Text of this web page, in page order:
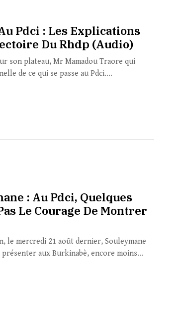
Pdci : Les Explications
Du Rhdp (Audio)
son plateau, Mr Mamadou Traore qui
de ce qui se passe au Pdci....
: Au Pdci, Quelques
Le Courage De Montrer
le mercredi 21 août dernier, Souleymane
présenter aux Burkinabè, encore moins...